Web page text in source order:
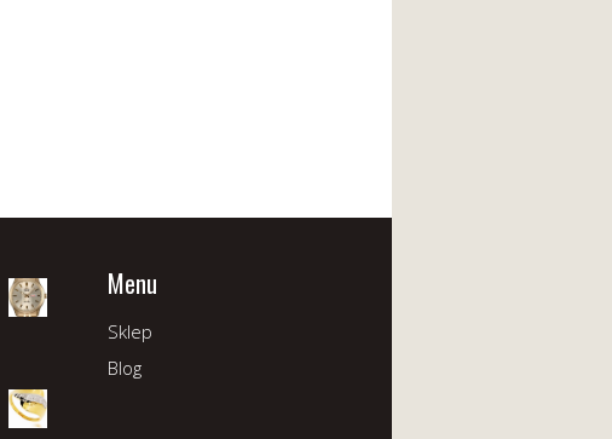
Menu
Sklep
Blog